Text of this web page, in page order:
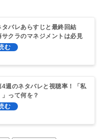
タバレあらすじと最終回結
クラのマネジメントは必見
4週のネタバレと視聴率！「私
って何を？